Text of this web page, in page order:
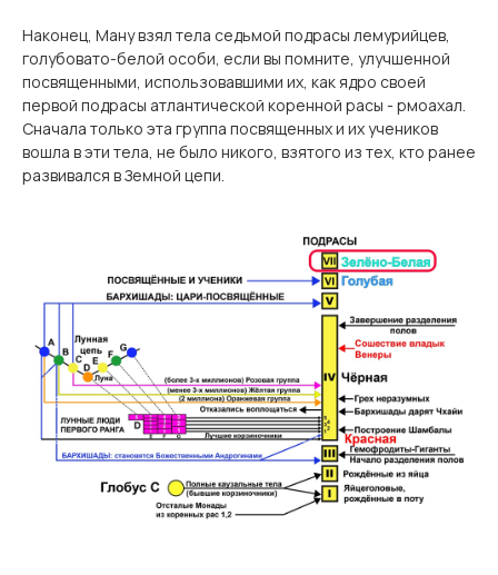
Наконец, Ману взял тела седьмой подрасы лемурийцев,
голубовато-белой особи, если вы помните, улучшенной
посвященными, использовавшими их, как ядро ​​своей
первой подрасы атлантической коренной расы - рмоахал.
Сначала только эта группа посвященных и их учеников
вошла в эти тела, не было никого, взятого из тех, кто ранее
развивался в Земной цепи.